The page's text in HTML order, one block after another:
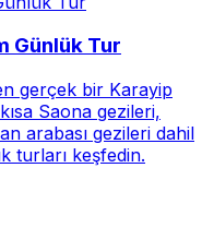
Günlük Tur
gerçek bir Karayip
Saona gezileri,
arabası gezileri dahil
turları keşfedin.